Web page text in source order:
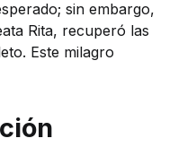
sin embargo,
Rita, recuperó las
Este milagro